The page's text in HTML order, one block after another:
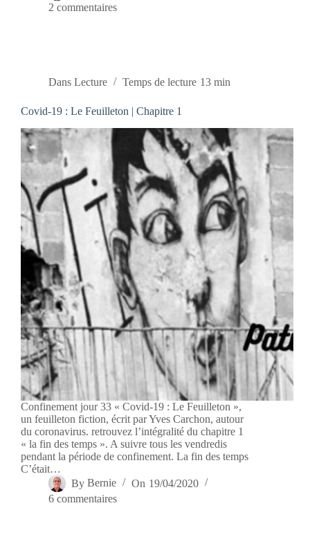
2 commentaires
Dans Lecture Temps de lecture 13 min
Covid-19 : Le Feuilleton | Chapitre 1
Confinement jour 33 « Covid-19 : Le Feuilleton »,
un feuilleton fiction, écrit par Yves Carchon, autour
du coronavirus. retrouvez l’intégralité du chapitre 1
« la fin des temps ». A suivre tous les vendredis
pendant la période de confinement. La fin des temps
C’était…
By Bernie On 19/04/2020
6 commentaires